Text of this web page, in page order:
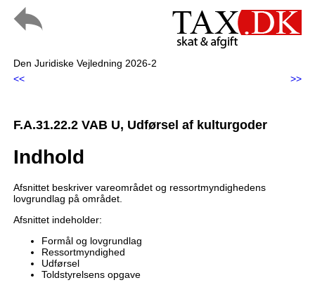
Den Juridiske Vejledning 2026-2
<<
>>
F.A.31.22.2 VAB U, Udførsel af kulturgoder
Indhold
Afsnittet beskriver vareområdet og ressortmyndighedens
lovgrundlag på området.
Afsnittet indeholder:
Formål og lovgrundlag
Ressortmyndighed
Udførsel
Toldstyrelsens opgave